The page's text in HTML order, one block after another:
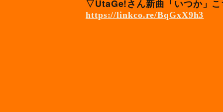
▽UtaGe! さん新曲「いつか」こ
https://linkco.re/BqGxX9h3